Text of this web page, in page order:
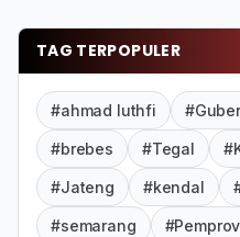
TAG TERPOPULER
#ahmad luthfi
#brebes #Tegal
#Jateng #kendal
#semarang